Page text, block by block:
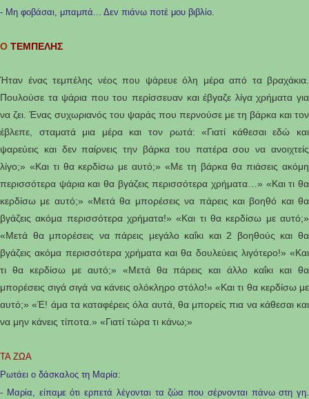
- Μη φοβάσαι, μπαμπά... Δεν πιάνω ποτέ μου βιβλίο.
Ο ΤΕΜΠΕΛΗΣ
Ήταν ένας τεμπέλης νέος που ψάρευε όλη μέρα από τα βραχάκια.
Πουλούσε τα ψάρια που του περίσσευαν και έβγαζε λίγα χρήματα για
να ζει. Ένας συχωριανός του ψαράς που περνούσε με τη βάρκα και τον
έβλεπε, σταματά μια μέρα και τον ρωτά: «Γιατί κάθεσαι εδώ και
ψαρεύεις και δεν παίρνεις την βάρκα του πατέρα σου να ανοιχτείς
λίγο;» «Και τι θα κερδίσω με αυτό;» «Με τη βάρκα θα πιάσεις ακόμη
περισσότερα ψάρια και θα βγάζεις περισσότερα χρήματα…» «Και τι θα
κερδίσω με αυτό;» «Μετά θα μπορέσεις να πάρεις και βοηθό και θα
βγάζεις ακόμα περισσότερα χρήματα!» «Και τι θα κερδίσω με αυτό;»
«Μετά θα μπορέσεις να πάρεις μεγάλο καΐκι και 2 βοηθούς και θα
βγάζεις ακόμα περισσότερα χρήματα και θα δουλεύεις λιγότερο!» «Και
τι θα κερδίσω με αυτό;» «Μετά θα πάρεις και άλλο καΐκι και θα
μπορέσεις σιγά σιγά να κάνεις ολόκληρο στόλο!» «Και τι θα κερδίσω με
αυτό;» «Έ! άμα τα καταφέρεις όλα αυτά, θα μπορείς πια να κάθεσαι και
να μην κάνεις τίποτα.» «Γιατί τώρα τι κάνω;»
ΤΑ ΖΩΑ
Ρωτάει ο δάσκαλος τη Μαρία:
- Μαρία, είπαμε ότι ερπετά λέγονται τα ζώα που σέρνονται πάνω στη γη.